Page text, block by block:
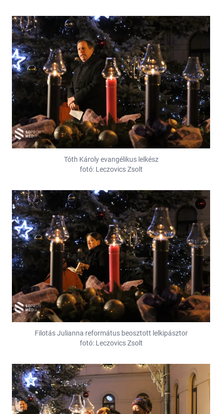
Tóth Károly evangélikus lelkész
fotó: Leczovics Zsolt
Filotás Julianna református beosztott lelkipásztor
fotó: Leczovics Zsolt